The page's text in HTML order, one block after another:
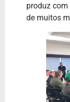
produz
de muitos